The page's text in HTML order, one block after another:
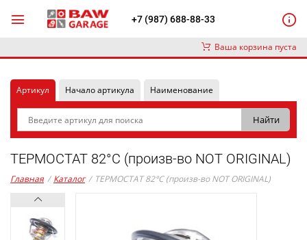
+7 (987) 688-88-33
Ваша корзина пуста
Артикул Начало артикула Наименование
ТЕРМОСТАТ 82°C (произв-во NOT ORIGINAL)
Главная / Каталог / ТЕРМОСТАТ 82°C (произв-во NOT ORIGINAL)